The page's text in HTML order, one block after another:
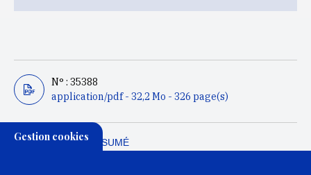
N° : 35388
application/pdf - 32,2 Mo - 326 page(s)
DESCRIPTION / RÉSUMÉ
Gestion cookies